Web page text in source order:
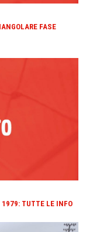
FASE
TUTTE LE INFO